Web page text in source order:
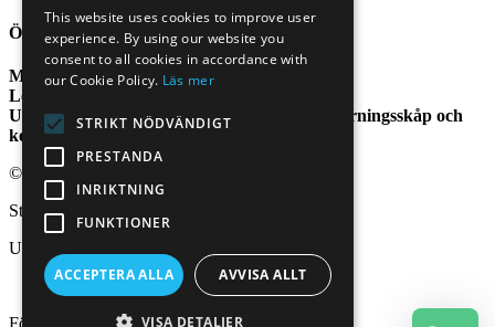
Öppettider
Mån-Fre:10.00-18.00
Lör-Sön:
Uthyrningen är alltid tillgänglig via våra uthyrningsskåp och
koder.
© 2026 Aktivt Uteliv. All Rights Reserved
Stad:
Uppsala
Följ oss på:
This website uses cookies to improve user
experience. By using our website you
consent to all cookies in accordance with
our Cookie Policy. Läs mer
STRIKT NÖDVÄNDIGT
PRESTANDA
INRIKTNING
FUNKTIONER
ACCEPTERA ALLA AVVISA ALLT
VISA DETALJER